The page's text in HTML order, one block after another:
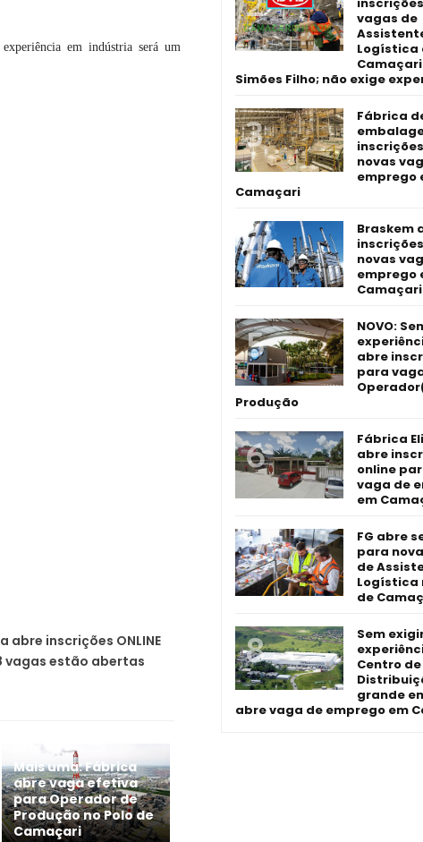
em indústria será um
abre inscrições ONLINE
vagas estão abertas
Mais uma: Fábrica
abre vaga efetiva
para Operador de
Produção no Polo de
Camaçari
vagas de
Logística
Simões Filho; não exige
Fábrica
novas
emprego
Camaçari
Braskem
novas
emprego
Camaçari
NOVO:
abre
para
Produção
Fábrica
abre
online
vaga de
em
FG abre
para
de
Logística
de
Sem
Centro de
grande
abre vaga de emprego em